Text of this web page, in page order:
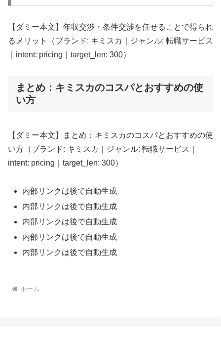
【ダミー本文】年収交渉・条件交渉を任せることで得られ
るメリット（ブランド: キミスカ｜ジャンル: 転職サービス
｜intent: pricing｜target_len: 300）
まとめ：キミスカのコスパとおすすめの使
い方
【ダミー本文】まとめ：キミスカのコスパとおすすめの使
い方（ブランド: キミスカ｜ジャンル: 転職サービス｜
intent: pricing｜target_len: 300）
内部リンクは後で自動生成
内部リンクは後で自動生成
内部リンクは後で自動生成
内部リンクは後で自動生成
内部リンクは後で自動生成
ホーム